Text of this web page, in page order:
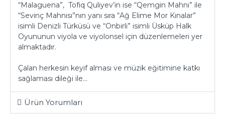
“Malaguena”, Tofiq Quliyev’in ise “Qemgin Mahnı” ile
“Sevinç Mahnısı”nın yanı sıra “Ağ Elime Mor Kınalar”
isimli Denizli Türküsü ve “Onbirli” isimli Üsküp Halk
Oyununun viyola ve viyolonsel için düzenlemeleri yer
almaktadır.
Çalan herkesin keyif alması ve müzik eğitimine katkı
sağlaması dileği ile…
Ürün Yorumları